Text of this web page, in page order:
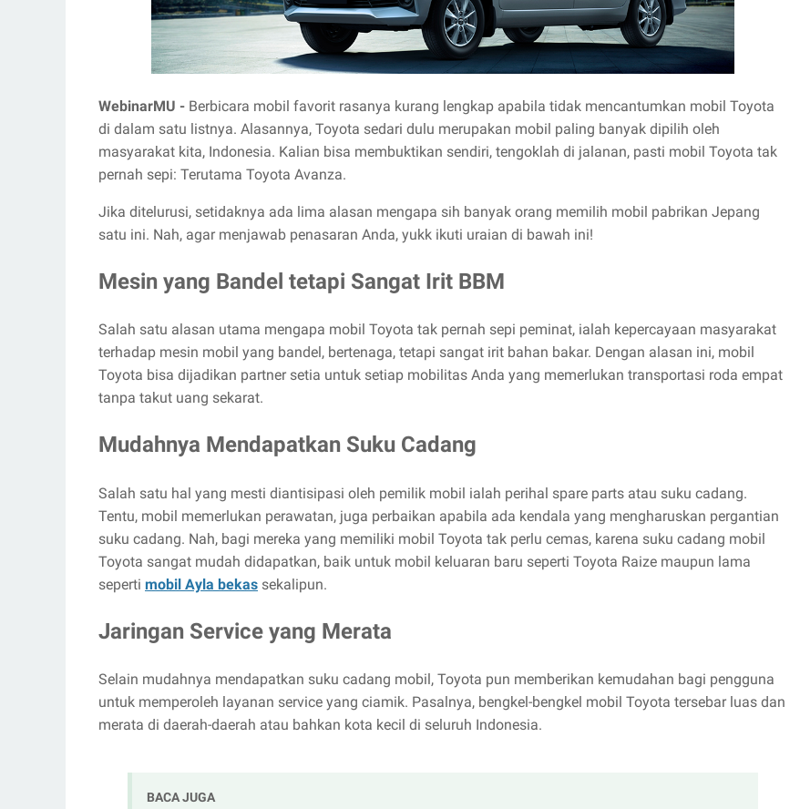
WebinarMU - Berbicara mobil favorit rasanya kurang lengkap apabila tidak mencantumkan mobil Toyota
di dalam satu listnya. Alasannya, Toyota sedari dulu merupakan mobil paling banyak dipilih oleh
masyarakat kita, Indonesia. Kalian bisa membuktikan sendiri, tengoklah di jalanan, pasti mobil Toyota tak
pernah sepi: Terutama Toyota Avanza.
Jika ditelurusi, setidaknya ada lima alasan mengapa sih banyak orang memilih mobil pabrikan Jepang
satu ini. Nah, agar menjawab penasaran Anda, yukk ikuti uraian di bawah ini!
Mesin yang Bandel tetapi Sangat Irit BBM
Salah satu alasan utama mengapa mobil Toyota tak pernah sepi peminat, ialah kepercayaan masyarakat
terhadap mesin mobil yang bandel, bertenaga, tetapi sangat irit bahan bakar. Dengan alasan ini, mobil
Toyota bisa dijadikan partner setia untuk setiap mobilitas Anda yang memerlukan transportasi roda empat
tanpa takut uang sekarat.
Mudahnya Mendapatkan Suku Cadang
Salah satu hal yang mesti diantisipasi oleh pemilik mobil ialah perihal spare parts atau suku cadang.
Tentu, mobil memerlukan perawatan, juga perbaikan apabila ada kendala yang mengharuskan pergantian
suku cadang. Nah, bagi mereka yang memiliki mobil Toyota tak perlu cemas, karena suku cadang mobil
Toyota sangat mudah didapatkan, baik untuk mobil keluaran baru seperti Toyota Raize maupun lama
seperti mobil Ayla bekas sekalipun.
Jaringan Service yang Merata
Selain mudahnya mendapatkan suku cadang mobil, Toyota pun memberikan kemudahan bagi pengguna
untuk memperoleh layanan service yang ciamik. Pasalnya, bengkel-bengkel mobil Toyota tersebar luas dan
merata di daerah-daerah atau bahkan kota kecil di seluruh Indonesia.
BACA JUGA